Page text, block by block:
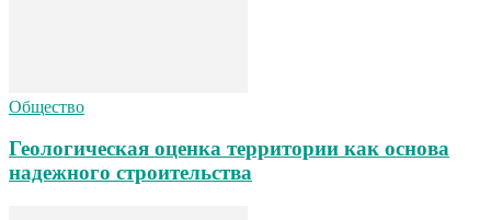
Общество
Геологическая оценка территории как основа
надежного строительства